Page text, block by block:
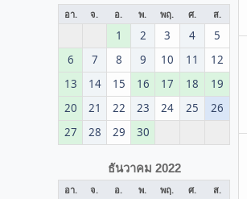
อา. จ. อ. พ. พฤ. ศ. ส.
1 2 3 4
5
6
7 8 9 10 11
12
13
14 15 16 17 18
19
20
21 22 23 24 25
26
27
28 29 30
ธันวาคม 2022
อา. จ. อ. พ. พฤ. ศ. ส.